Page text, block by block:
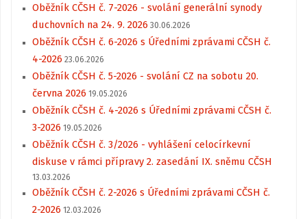
Oběžník CČSH č. 7-2026 - svolání generální synody
duchovních na 24. 9. 2026 30.06.2026
Oběžník CČSH č. 6-2026 s Úředními zprávami CČSH č.
4-2026 23.06.2026
Oběžník CČSH č. 5-2026 - svolání CZ na sobotu 20.
června 2026 19.05.2026
Oběžník CČSH č. 4-2026 s Úředními zprávami CČSH č.
3-2026 19.05.2026
Oběžník CČSH č. 3/2026 - vyhlášení celocírkevní
diskuse v rámci přípravy 2. zasedání IX. sněmu CČSH
13.03.2026
Oběžník CČSH č. 2-2026 s Úředními zprávami CČSH č.
2-2026 12.03.2026